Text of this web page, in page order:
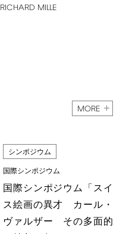
RICHARD MILLE
MORE
シンポジウム
国際シンポジウム
国際シンポジウム「スイ
ス絵画の異才 カール・
ヴァルザー その多面的